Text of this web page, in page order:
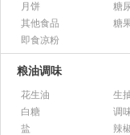
月饼
糖
其他食品
糖
即食凉粉
粮油调味
花生油
生
白糖
调
盐
辣